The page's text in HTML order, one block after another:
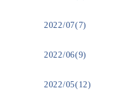
2022/07(7)
2022/06(9)
2022/05(12)